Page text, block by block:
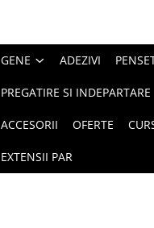
GENE ADEZIVI
PREGATIRE SI INDEPARTARE
ACCESORII OFERTE
EXTENSII PAR